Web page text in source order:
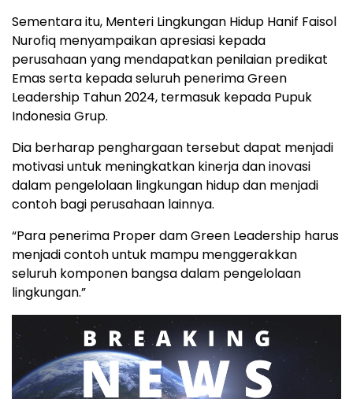
Sementara itu, Menteri Lingkungan Hidup Hanif Faisol
Nurofiq menyampaikan apresiasi kepada
perusahaan yang mendapatkan penilaian predikat
Emas serta kepada seluruh penerima Green
Leadership Tahun 2024, termasuk kepada Pupuk
Indonesia Grup.
Dia berharap penghargaan tersebut dapat menjadi
motivasi untuk meningkatkan kinerja dan inovasi
dalam pengelolaan lingkungan hidup dan menjadi
contoh bagi perusahaan lainnya.
“Para penerima Proper dam Green Leadership harus
menjadi contoh untuk mampu menggerakkan
seluruh komponen bangsa dalam pengelolaan
lingkungan.”